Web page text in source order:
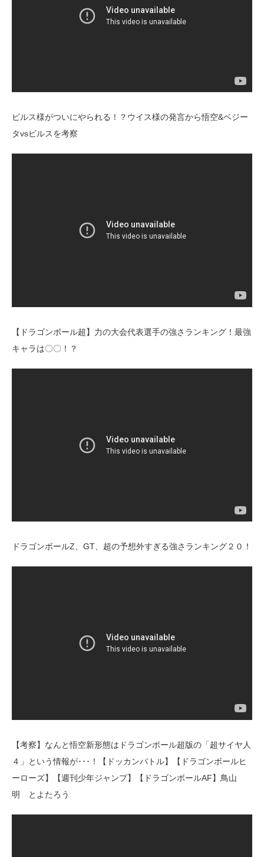
ビルス様がついにやられる！？ウイス様の発言から悟空&ベジー
タvsビルスを考察
【ドラゴンボール超】力の大会代表選手の強さランキング！最強
キャラは〇〇！？
ドラゴンボールZ、GT、超の予想外すぎる強さランキング２０！
【考察】なんと悟空新形態はドラゴンボール超版の「超サイヤ人
４」という情報が･･･！【ドッカンバトル】【ドラゴンボールヒ
ーローズ】【週刊少年ジャンプ】【ドラゴンボールAF】鳥山
明 とよたろう